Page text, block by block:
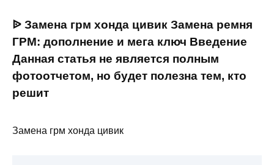
ᐉ Замена грм хонда цивик Замена ремня
ГРМ: дополнение и мега ключ Введение
Данная статья не является полным
фотоотчетом, но будет полезна тем, кто
решит
Замена грм хонда цивик